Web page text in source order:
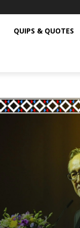
QUIPS & QUOTES